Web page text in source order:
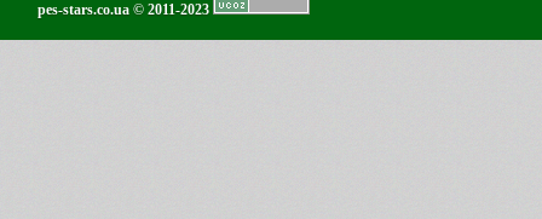
pes-stars.co.ua © 2011-2023